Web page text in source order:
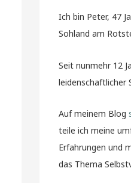
Ich bin Peter, 47
Sohland am
Seit nunmehr 12
leidenschaftlicher
Auf meinem Blog
teile ich meine
Erfahrungen und
das Thema